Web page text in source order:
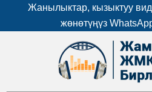
Жанылыктар, кызыктуу
жөнөтүңүз